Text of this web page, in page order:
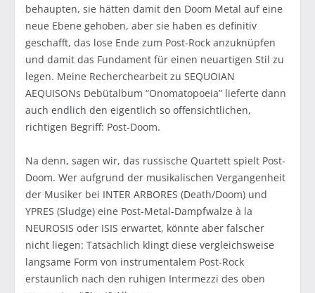
behaupten, sie hätten damit den Doom Metal auf eine
neue Ebene gehoben, aber sie haben es definitiv
geschafft, das lose Ende zum Post-Rock anzuknüpfen
und damit das Fundament für einen neuartigen Stil zu
legen. Meine Recherchearbeit zu SEQUOIAN
AEQUISONs Debütalbum “Onomatopoeia” lieferte dann
auch endlich den eigentlich so offensichtlichen,
richtigen Begriff: Post-Doom.
Na denn, sagen wir, das russische Quartett spielt Post-
Doom. Wer aufgrund der musikalischen Vergangenheit
der Musiker bei INTER ARBORES (Death/Doom) und
YPRES (Sludge) eine Post-Metal-Dampfwalze à la
NEUROSIS oder ISIS erwartet, könnte aber falscher
nicht liegen: Tatsächlich klingt diese vergleichsweise
langsame Form von instrumentalem Post-Rock
erstaunlich nach den ruhigen Intermezzi des oben